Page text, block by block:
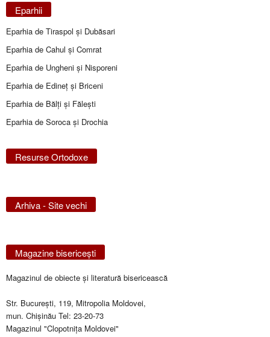
Eparhii
Eparhia de Tiraspol și Dubăsari
Eparhia de Cahul și Comrat
Eparhia de Ungheni și Nisporeni
Eparhia de Edineţ şi Briceni
Eparhia de Bălţi şi Făleşti
Eparhia de Soroca și Drochia
Resurse Ortodoxe
Arhiva - Site vechi
Magazine bisericeşti
Magazinul de obiecte şi literatură bisericească
Str. Bucureşti, 119, Mitropolia Moldovei,
mun. Chişinău Tel: 23-20-73
Magazinul "Clopotniţa Moldovei"